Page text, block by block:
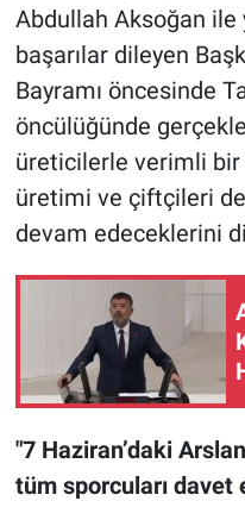
Abdullah Aksoğan
başarılar dileyen
Bayramı öncesinde
öncülüğünde
üreticilerle verimli bir
üretimi ve çiftçileri
devam edeceklerini
"7 Haziran’daki
tüm sporcuları davet